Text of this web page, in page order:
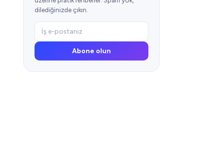
dilediğinizde çıkın.
Abone olun